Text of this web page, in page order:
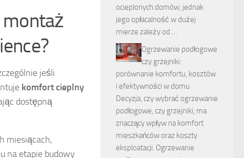
jeśli
komfort cieplny
dostępną
miesiącach,
na etapie budowy
ocieplonych domów, jednak
jego opłacalność w dużej
mierze zależy od …
Ogrzewanie podłogowe
czy grzejniki:
porównanie komfortu, kosztów
i efektywności w domu
Decyzja, czy wybrać ogrzewanie
podłogowe, czy grzejniki, ma
znaczący wpływ na komfort
mieszkańców oraz koszty
eksploatacji. Ogrzewanie